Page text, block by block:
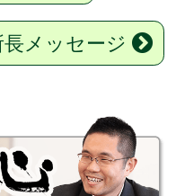
メッセージ